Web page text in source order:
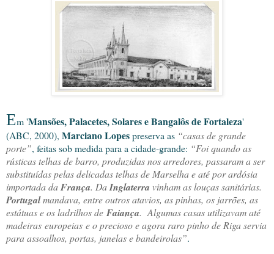
Em 'Mansões, Palacetes, Solares e Bangalôs de Fortaleza'
(ABC, 2000), Marciano Lopespreserva as “casas de grande
porte”, feitas sob medida para a cidade-grande: “Foi quando as
rústicas telhas de barro, produzidas nos arredores, passaram a ser
substituídas pelas delicadas telhas de Marselha e até por ardósia
importada daFrança. DaInglaterra vinham as louças sanitárias.
Portugalmandava, entre outros atavios, as pinhas, os jarrões, as
estátuas e os ladrilhos de Faiança. Algumas casas utilizavam até
madeiras europeias e o precioso e agora raro pinho de Riga servia
para assoalhos, portas, janelas e bandeirolas”.